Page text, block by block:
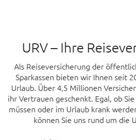
URV – Ihre
Als Reiseversicherung der
Sparkassen bieten wir Ihnen seit
Urlaub. Über 4,5 Millionen
ihr Vertrauen geschenkt. Egal, ob
müssen oder im Urlaub krank
können Sie uns rund um die